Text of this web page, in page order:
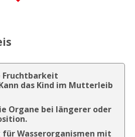
Fruchtbarkeit
das Kind im Mutterleib
Organe bei längerer oder
für Wasserorganismen mit